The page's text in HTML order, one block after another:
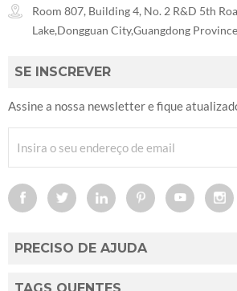
Room 807, Building 4, No. 2 R&D 5th
Lake,Dongguan City,Guangdong
SE INSCREVER
Assine a nossa newsletter e fique
PRECISO DE AJUDA